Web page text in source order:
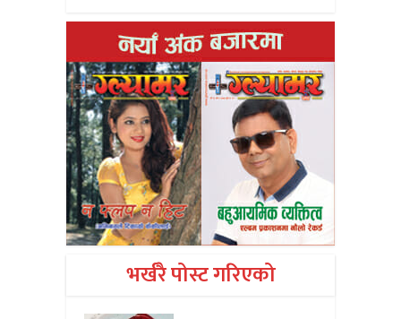
भर्खरै पोस्ट गरिएको